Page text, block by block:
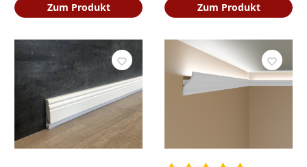
Zum Produkt Zum Produkt